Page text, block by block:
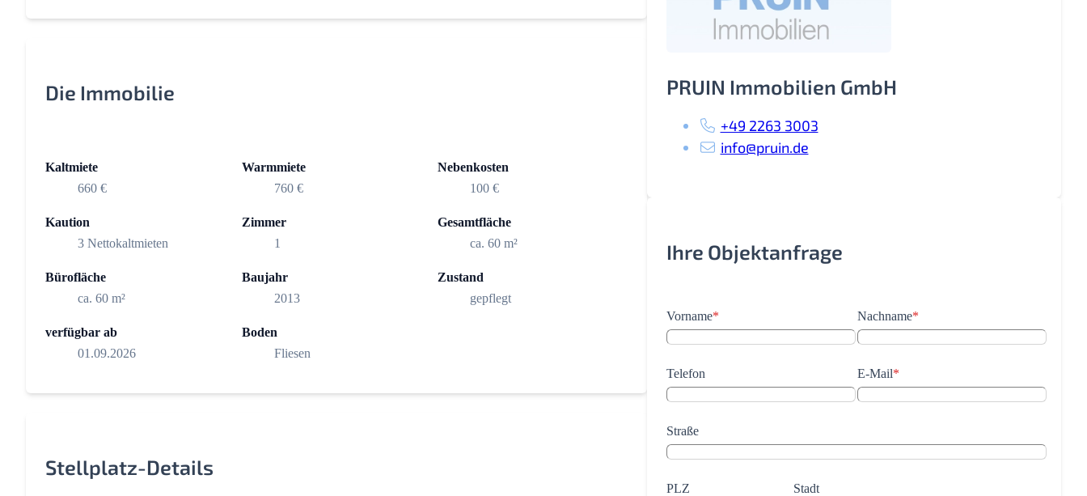
Die Immobilie
Kaltmiete
660 €
Warmmiete
760 €
Nebenkosten
100 €
Kaution
3 Nettokaltmieten
Zimmer
1
Gesamtfläche
ca. 60 m²
Bürofläche
ca. 60 m²
Baujahr
2013
Zustand
gepflegt
verfügbar ab
01.09.2026
Boden
Fliesen
Stellplatz-Details
PRUIN Immobilien GmbH
+49 2263 3003
info@pruin.de
Ihre Objektanfrage
Vorname* Nachname*
Telefon E-Mail*
Straße
PLZ Stadt